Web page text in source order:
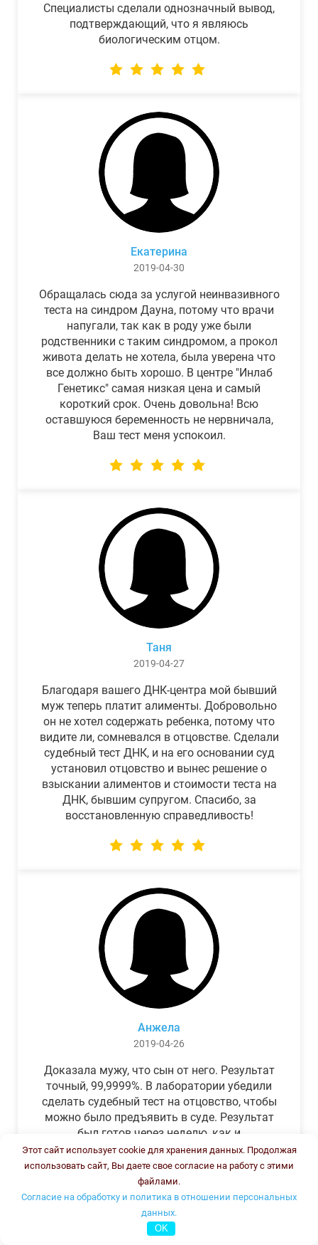
Специалисты сделали однозначный вывод,
подтверждающий, что я являюсь
биологическим отцом.
Екатерина
2019-04-30
Обращалась сюда за услугой неинвазивного
теста на синдром Дауна, потому что врачи
напугали, так как в роду уже были
родственники с таким синдромом, а прокол
живота делать не хотела, была уверена что
все должно быть хорошо. В центре "Инлаб
Генетикс" самая низкая цена и самый
короткий срок. Очень довольна! Всю
оставшуюся беременность не нервничала,
Ваш тест меня успокоил.
Таня
2019-04-27
Благодаря вашего ДНК-центра мой бывший
муж теперь платит алименты. Добровольно
он не хотел содержать ребенка, потому что
видите ли, сомневался в отцовстве. Сделали
судебный тест ДНК, и на его основании суд
установил отцовство и вынес решение о
взыскании алиментов и стоимости теста на
ДНК, бывшим супругом. Спасибо, за
восстановленную справедливость!
Анжела
2019-04-26
Доказала мужу, что сын от него. Результат
точный, 99,9999%. В лаборатории убедили
сделать судебный тест на отцовство, чтобы
можно было предъявить в суде. Результат
был готов через неделю, как и
обещали.Теперь муж бегает и извиняется.
Этот сайт использует cookie для хранения данных. Продолжая
использовать сайт, Вы даете свое согласие на работу с этими
файлами.
Согласие на обработку и политика в отношении персональных
данных.
OK